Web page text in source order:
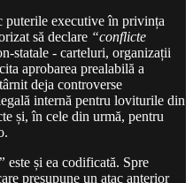
puterile executive în privința
să declare “conflicte
statale - carteluri, organizații
aprobarea prealabilă a
deja controverse
internă pentru loviturile din
și, în cele din urmă, pentru
este și ea codificată. Spre
presupune un atac anterior